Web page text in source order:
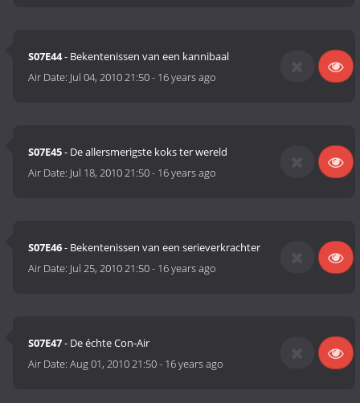
S07E44- Bekentenissen van een kannibaal
Air Date: Jul 04, 2010 21:50- 16 years ago
S07E45- De allersmerigste koks ter wereld
Air Date: Jul 18, 2010 21:50- 16 years ago
S07E46- Bekentenissen van een serieverkrachter
Air Date: Jul 25, 2010 21:50- 16 years ago
S07E47- De échte Con-Air
Air Date:Aug 01, 2010 21:50- 16 years ago